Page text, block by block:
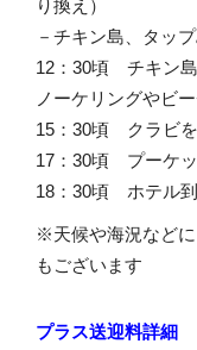
り換え）
－チキン島、タッ
12：30頃 チキン島
ノーケリングやビ
15：30頃 クラビ
17：30頃 プーケ
18：30頃 ホテル
※天候や海況など
もございます
プラス送迎料詳細